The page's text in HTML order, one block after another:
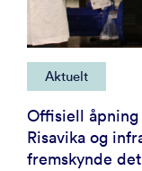
Aktuelt
Offisiell åpning
Risavika og
fremskynde